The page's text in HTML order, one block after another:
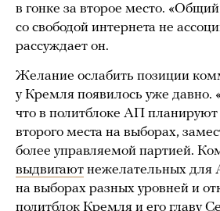
в гонке за второе место.
со свободой интернета не
рассуждает он.
Желание ослабить позиции
у Кремля появилось уже давно.
что в политблоке АП
второго места на выборах,
более управляемой партией.
выдвигают нежелательных для
на выборах разных уровней и
политблок Кремля и его главу